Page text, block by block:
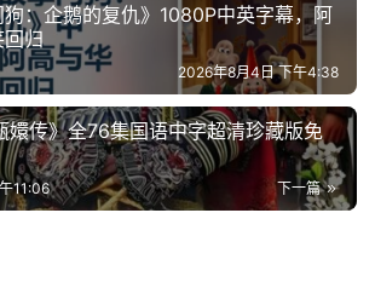
狗：企鹅的复仇》1080P中英字幕，阿
回归
2026年8月4日 下午4:38
嬛传》全76集国语中字超清珍藏版免
下一篇
11:06